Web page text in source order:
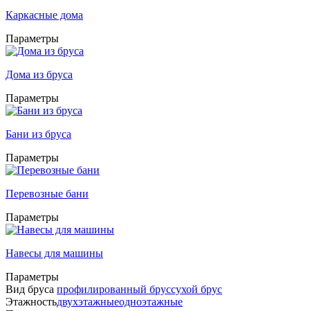
Каркасные дома
Параметры
Дома из бруса
Параметры
Бани из бруса
Параметры
Перевозные бани
Параметры
Навесы для машины
Параметры
Вид бруса профилированный бруссухой брус
Этажностьдвухэтажныеодноэтажные